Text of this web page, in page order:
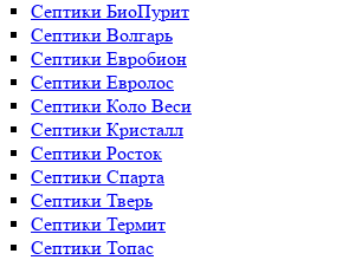
Септики БиоПурит
Септики Волгарь
Септики Евробион
Септики Евролос
Септики Коло Веси
Септики Кристалл
Септики Росток
Септики Спарта
Септики Тверь
Септики Термит
Септики Топас